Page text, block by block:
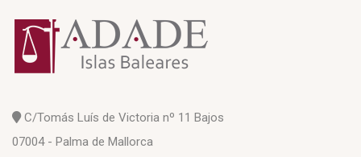
C/Tomás Luís de Victoria nº 11 Bajos
07004 - Palma de Mallorca